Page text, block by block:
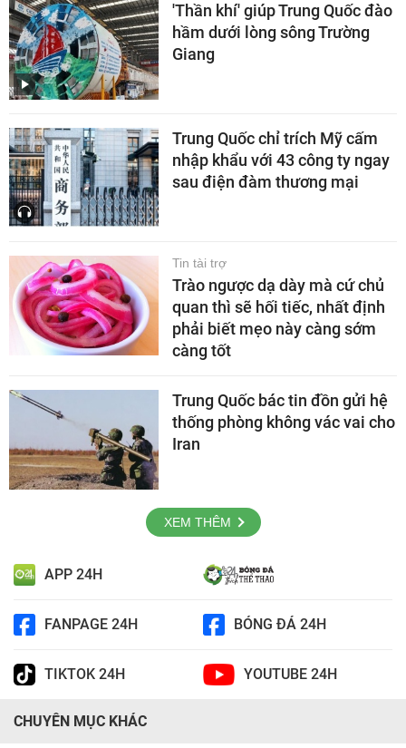
'Thần khí' giúp Trung Quốc đào
hầm dưới lòng sông Trường
Giang
Trung Quốc chỉ trích Mỹ cấm
nhập khẩu với 43 công ty ngay
sau điện đàm thương mại
Tin tài trợ
Trào ngược dạ dày mà cứ chủ
quan thì sẽ hối tiếc, nhất định
phải biết mẹo này càng sớm
càng tốt
Trung Quốc bác tin đồn gửi hệ
thống phòng không vác vai cho
Iran
XEM THÊM
APP 24H
FANPAGE 24H BÓNG ĐÁ 24H
TIKTOK 24H YOUTUBE 24H
CHUYÊN MỤC KHÁC